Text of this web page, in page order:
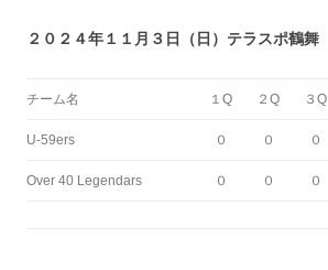
２０２４年１１月３日（日）テラスポ鶴舞
チーム名 １Q ２Q ３Q
U-59ers ０ ０ ０
Over 40 Legendars ０ ０ ０